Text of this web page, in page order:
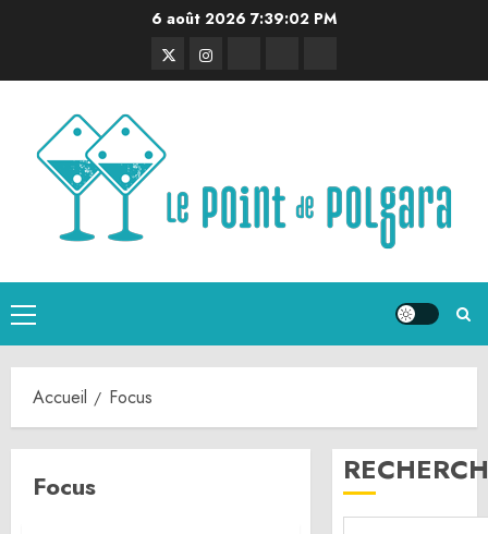
6 août 2026 7:39:03 PM
TwitterInstagram
Menu
principal
Accueil Focus
Focus